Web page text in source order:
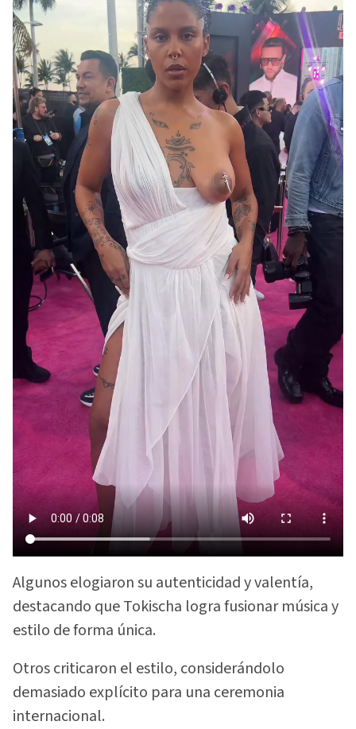
Algunos elogiaron su autenticidad y valentía,
destacando que Tokischa logra fusionar música y
estilo de forma única.
Otros criticaron el estilo, considerándolo
demasiado explícito para una ceremonia
internacional.